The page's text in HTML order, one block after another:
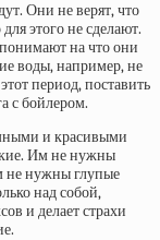
Они не верят, что
этого не сделают.
на что они
воды, например, не
период, поставить
с бойлером.
и красивыми
Им не нужны
не нужны глупые
над собой,
и делает страхи